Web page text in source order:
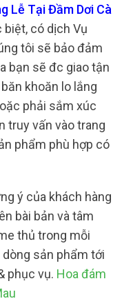
Lễ Tại Đầm Dơi Cà
có dịch Vụ
tôi sẽ bảo đảm
bạn sẽ đc giao tận
khoăn lo lắng
phải sắm xúc
truy vấn vào trang
phẩm phù hợp có
ý của khách hàng
bài bản và tâm
thủ trong mỗi
sản phẩm tới
phục vụ. Hoa đám